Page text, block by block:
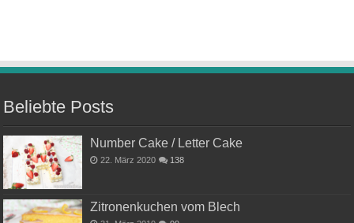
Beliebte Posts
Number Cake / Letter Cake
22. März 2020 138
Zitronenkuchen vom Blech